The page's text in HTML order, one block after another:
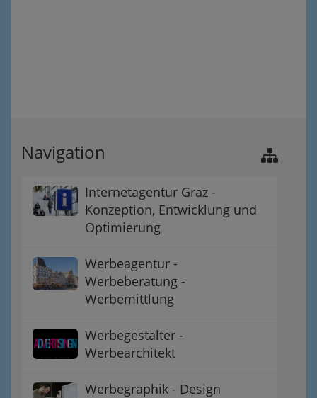
Navigation
Internetagentur Graz -
Konzeption, Entwicklung und
Optimierung
Werbeagentur -
Werbeberatung -
Werbemittlung
Werbegestalter -
Werbearchitekt
Werbegraphik - Design